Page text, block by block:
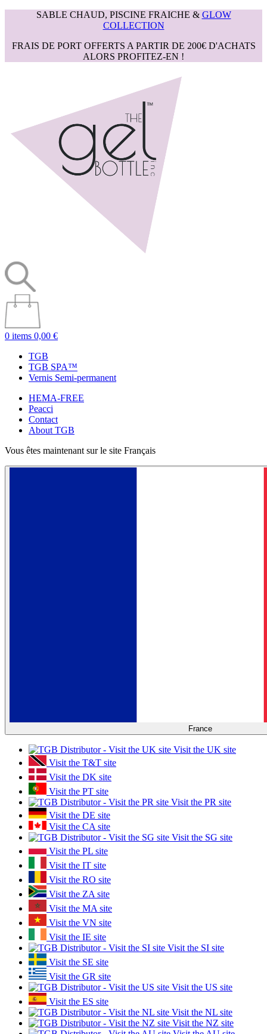
SABLE CHAUD, PISCINE FRAICHE & GLOW
COLLECTION
FRAIS DE PORT OFFERTS A PARTIR DE 200€ D'ACHATS
ALORS PROFITEZ-EN !
0 items 0,00 €
TGB
TGB SPA™
Vernis Semi-permanent
HEMA-FREE
Peacci
Contact
About TGB
Vous êtes maintenant sur le site Français
France
Visit the UK site
Visit the T&T site
Visit the DK site
Visit the PT site
Visit the PR site
Visit the DE site
Visit the CA site
Visit the SG site
Visit the PL site
Visit the IT site
Visit the RO site
Visit the ZA site
Visit the MA site
Visit the VN site
Visit the IE site
Visit the SI site
Visit the SE site
Visit the GR site
Visit the US site
Visit the ES site
Visit the NL site
Visit the NZ site